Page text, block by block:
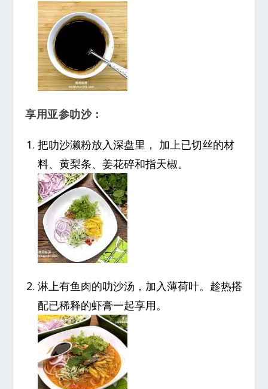
享用亚参叻沙：
把叻沙濑粉放入深盘里， 加上已切丝的材
料、黄梨条、姜花碎和指天椒。
淋上有鱼肉的叻沙汤，加入薄荷叶。趁热搭
配已稀释的虾膏一起享用。